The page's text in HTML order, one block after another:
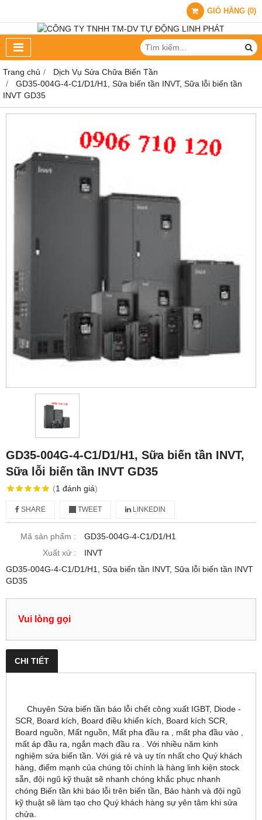
GIỎ HÀNG (0)
Trang chủ
Dịch Vụ Sửa Chữa Biến Tần
GD35-004G-4-C1/D1/H1, Sữa biến tần INVT, Sữa lỗi biến tần
INVT GD35
GD35-004G-4-C1/D1/H1, Sữa biến tần INVT,
Sữa lỗi biến tần INVT GD35
(1 đánh giá)
SHARE TWEET LINKEDIN
Mã sản phẩm :
GD35-004G-4-C1/D1/H1
Xuất xứ :
INVT
GD35-004G-4-C1/D1/H1, Sữa biến tần INVT, Sữa lỗi biến tần INVT
GD35
Vui lòng gọi
CHI TIẾT
Chuyên Sửa biến tần báo lỗi chết công xuất IGBT, Diode -
SCR, Board kích, Board điều khiển kích, Board kích SCR,
Board nguồn, Mất nguồn, Mất pha đầu ra , mất pha đầu vào ,
mất áp đầu ra, ngắn mạch đầu ra . Với nhiều năm kinh
nghiệm sửa biến tần. Với giá rẻ và uy tín nhất cho Quý khách
hàng, điểm mạnh của chúng tôi chính là hàng linh kiện stock
sẵn, đội ngũ kỹ thuật sẽ nhanh chóng khắc phục nhanh
chóng Biến tần khi báo lỗi trên biến tần, Bảo hành và đội ngũ
kỹ thuật sẽ làm tạo cho Quý khách hàng sự yên tâm khi sửa
chửa.